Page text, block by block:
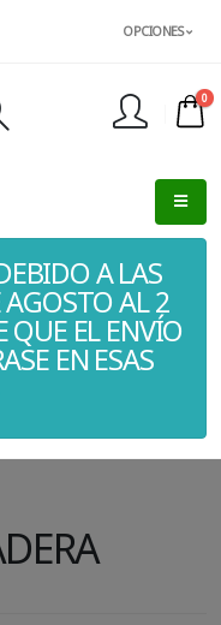
OPCIONES
0
A LAS
AGOSTO AL 2
QUE EL ENVÍO
EN ESAS